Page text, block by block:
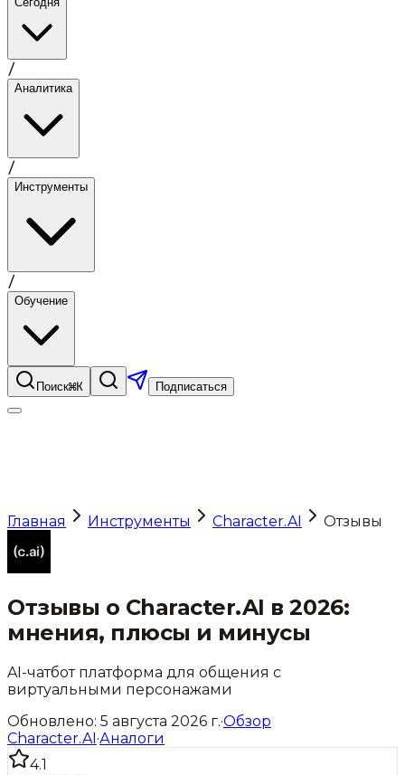
/
Аналитика
/
Инструменты
/
Обучение
Поиск⌘K Подписаться
Главная Инструменты Character.AI Отзывы
Отзывы о Character.AI в 2026:
мнения, плюсы и минусы
AI-чатбот платформа для общения с
виртуальными персонажами
Обновлено: 5 августа 2026 г.·Обзор
Character.AI·Аналоги
4.1